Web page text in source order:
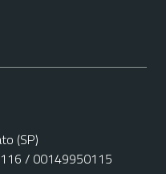
(SP)
/ 00149950115